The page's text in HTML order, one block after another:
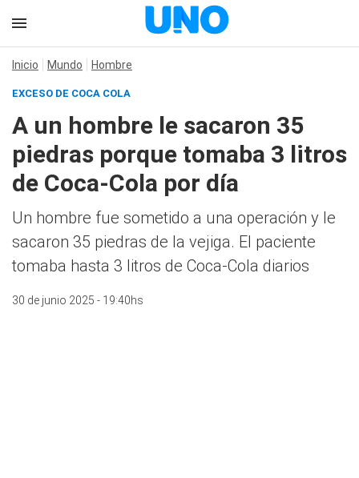
Inicio Mundo Hombre
EXCESO DE COCA COLA
A un hombre le sacaron 35
piedras porque tomaba 3 litros
de Coca-Cola por día
Un hombre fue sometido a una operación y le
sacaron 35 piedras de la vejiga. El paciente
tomaba hasta 3 litros de Coca-Cola diarios
30 de junio 2025 - 19:40hs